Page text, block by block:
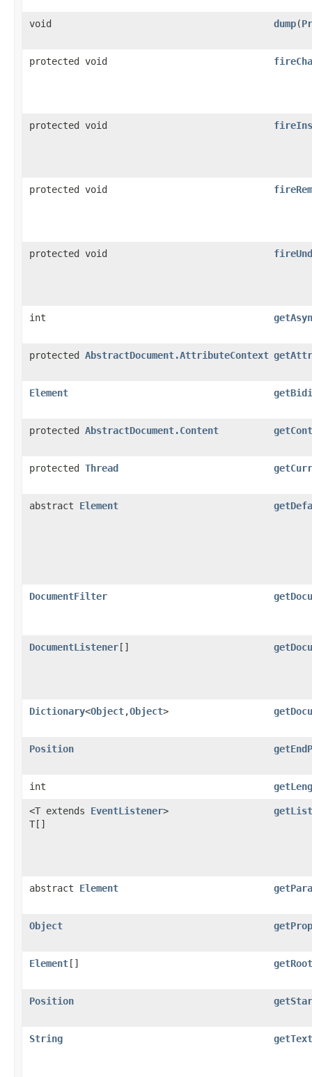
void dump​(
protected void
protected void
protected void
protected void
int
protected AbstractDocument.AttributeContext
Element
protected AbstractDocument.Content
protected Thread
abstract Element
DocumentFilter
DocumentListener []
Dictionary<Object,Object>
Position
int
<T extends EventListener>
T[]
abstract Element
Object
Element []
Position
String getText